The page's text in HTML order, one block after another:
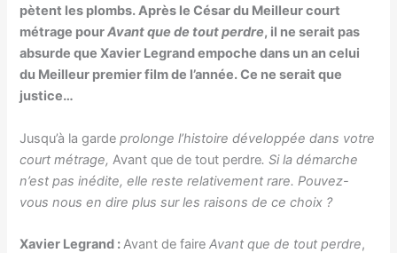
pètent les plombs. Après le César du Meilleur court
métrage pourAvant que de tout perdre, il ne serait pas
absurde que Xavier Legrand empoche dans un an celui
du Meilleur premier film de l’année. Ce ne serait que
justice…
Jusqu’à la garde prolonge l’histoire développée dans votre
court métrage, Avant que de tout perdre. Si la démarche
n’est pas inédite, elle reste relativement rare. Pouvez-
vous nous en dire plus sur les raisons de ce choix ?
Xavier Legrand :Avant de faireAvant que de tout perdre,